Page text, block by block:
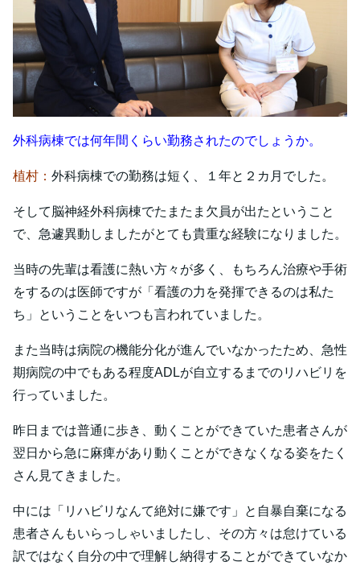
外科病棟では何年間くらい勤務されたのでしょうか。
植村： 外科病棟での勤務は短く、１年と２カ月でした。
そして脳神経外科病棟でたまたま欠員が出たということ
で、急遽異動しましたがとても貴重な経験になりました。
当時の先輩は看護に熱い方々が多く、もちろん治療や手術
をするのは医師ですが「看護の力を発揮できるのは私た
ち」ということをいつも言われていました。
また当時は病院の機能分化が進んでいなかったため、急性
期病院の中でもある程度ADLが自立するまでのリハビリを
行っていました。
昨日までは普通に歩き、動くことができていた患者さんが
翌日から急に麻痺があり動くことができなくなる姿をたく
さん見てきました。
中には「リハビリなんて絶対に嫌です」と自暴自棄になる
患者さんもいらっしゃいましたし、その方々は怠けている
訳ではなく自分の中で理解し納得することができていなか